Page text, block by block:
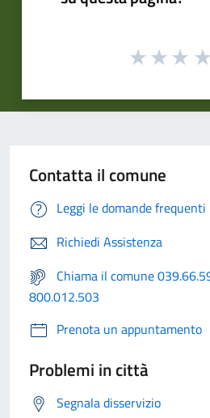
Contatta il comune
Leggi le domande frequenti
Richiedi Assistenza
Chiama il comune
800.012.503
Prenota un appuntamento
Problemi in città
Segnala disservizio